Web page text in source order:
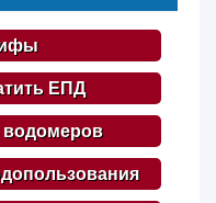
ЕПД
водомеров